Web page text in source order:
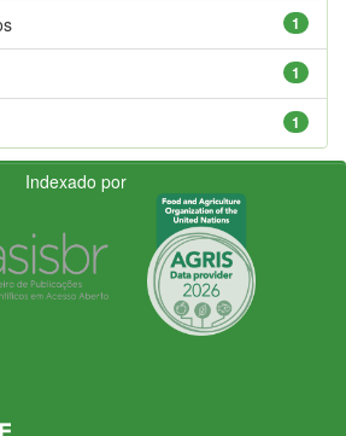
1
1
1
Indexado por